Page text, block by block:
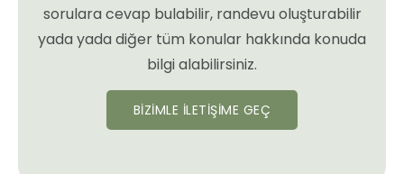
sorulara cevap bulabilir, randevu oluşturabilir
yada yada diğer tüm konular hakkında konuda
bilgi alabilirsiniz.
BİZİMLE İLETİŞİME GEÇ